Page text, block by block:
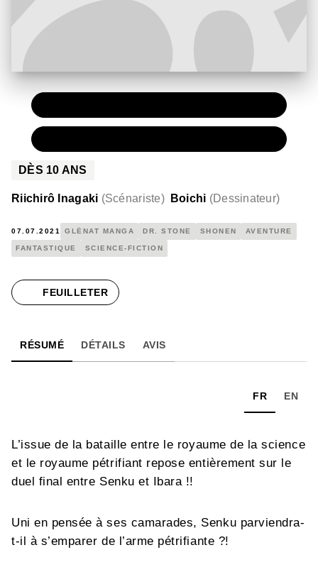
DÈS 10 ANS
Riichirô Inagaki (Scénariste) Boichi (Dessinateur)
07.07.2021 GLÉNAT MANGA DR. STONE SHONEN AVENTURE
FANTASTIQUE SCIENCE-FICTION
FEUILLETER
RÉSUMÉ DÉTAILS AVIS
FR EN
L’issue de la bataille entre le royaume de la science
et le royaume pétrifiant repose entièrement sur le
duel final entre Senku et Ibara !!
Uni en pensée à ses camarades, Senku parviendra-
t-il à s’emparer de l’arme pétrifiante ?!